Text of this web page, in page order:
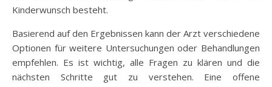
Kinderwunsch besteht.
Basierend auf den Ergebnissen kann der Arzt verschiedene
Optionen für weitere Untersuchungen oder Behandlungen
empfehlen. Es ist wichtig, alle Fragen zu klären und die
nächsten Schritte gut zu verstehen. Eine offene